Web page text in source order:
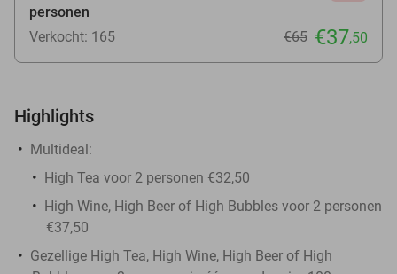
personen
Verkocht: 165 €65 €37,50
Highlights
Multideal:
High Tea voor 2 personen €32,50
High Wine, High Beer of High Bubbles voor 2 personen
€37,50
Gezellige High Tea, High Wine, High Beer of High